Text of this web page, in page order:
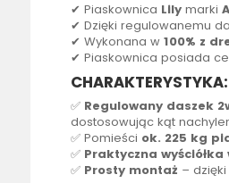
✔ Piaskownica Lilymarki
✔ Dzięki regulowanemu
✔ Wykonana w 100% z
✔ Piaskownica posiada
CHARAKTERYSTYKA:
✅ Regulowany daszek
dostosowując kąt
✅ Pomieści ok. 225 kg
✅ Praktyczna wyściółka
✅ Prosty montaż –